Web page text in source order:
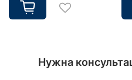
Нужна